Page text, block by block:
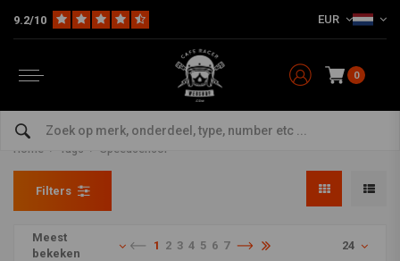
9.2/10 EUR
0
Producten getagd met
Speedsensor
Home Tags Speedsensor
Filters
Meest
bekeken
1 2 3 4 5 6 7 24